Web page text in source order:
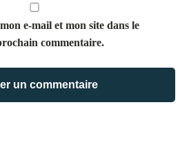
e-mail et mon site dans le
commentaire.